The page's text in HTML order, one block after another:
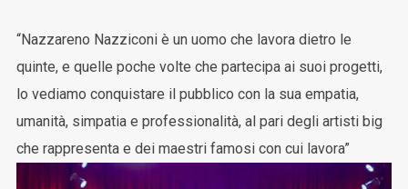
“Nazzareno Nazziconi è un uomo che lavora dietro le
quinte, e quelle poche volte che partecipa ai suoi progetti,
lo vediamo conquistare il pubblico con la sua empatia,
umanità, simpatia e professionalità, al pari degli artisti big
che rappresenta e dei maestri famosi con cui lavora”